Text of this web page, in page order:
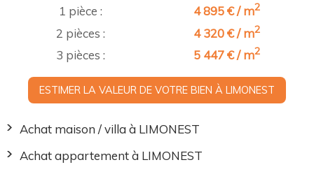
1 pièce : 4 895 € / m2
2 pièces : 4 320 € / m2
3 pièces : 5 447 € / m2
ESTIMER LA VALEUR DE VOTRE BIEN À LIMONEST
Achat maison / villa à LIMONEST
Achat appartement à LIMONEST